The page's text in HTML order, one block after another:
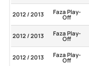
2012 / 2013 Faza Play-
Off
2012 / 2013 Faza Play-
Off
2012 / 2013 Faza Play-
Off